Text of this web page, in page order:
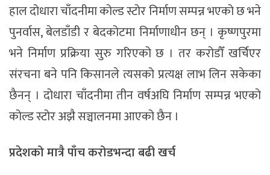
हाल दोधारा चाँदनीमा कोल्ड स्टोर निर्माण सम्पन्न भएको छ भने
पुनर्वास, बेलडाँडी र बेदकोटमा निर्माणाधीन छन् । कृष्णपुरमा
भने निर्माण प्रक्रिया सुरु गरिएको छ । तर करोडौँ खर्चिएर
संरचना बने पनि किसानले त्यसको प्रत्यक्ष लाभ लिन सकेका
छैनन् । दोधारा चाँदनीमा तीन वर्षअघि निर्माण सम्पन्न भएको
कोल्ड स्टोर अझै सञ्चालनमा आएको छैन ।
प्रदेशकोमात्रैपाँचकरोडभन्दाबढीखर्च